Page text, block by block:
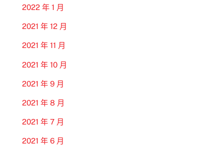
2022 年 1 月
2021 年 12 月
2021 年 11 月
2021 年 10 月
2021 年 9 月
2021 年 8 月
2021 年 7 月
2021 年 6 月